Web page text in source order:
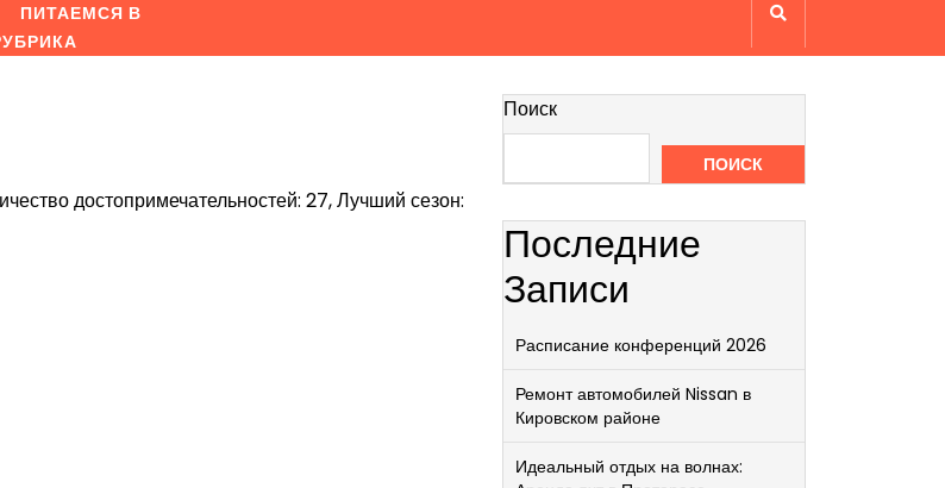
ПИТАЕМСЯ В
достопримечательностей: 27, Лучший сезон:
Поиск
ПОИСК
Последние
Записи
Расписание конференций 2026
Ремонт автомобилей Nissan в
Кировском районе
Идеальный отдых на волнах: